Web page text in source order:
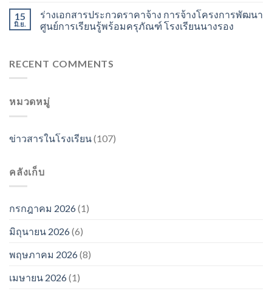
15
มิ.ย.
ร่างเอกสารประกวดราคาจ้าง การจ้างโครงการพัฒนา
ศูนย์การเรียนรู้พร้อมครุภัณฑ์ โรงเรียนนางรอง
RECENT COMMENTS
หมวดหมู่
ข่าวสารในโรงเรียน(107)
คลังเก็บ
กรกฎาคม 2026(1)
มิถุนายน 2026(6)
พฤษภาคม 2026(8)
เมษายน 2026(1)